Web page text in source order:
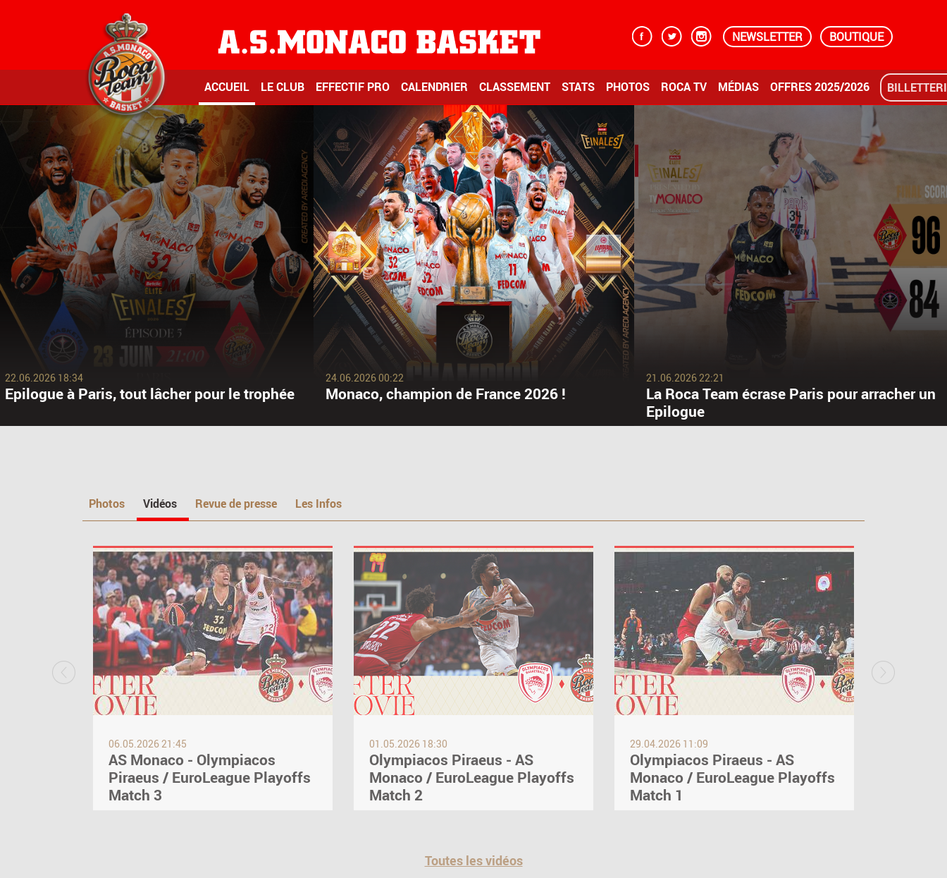
NEWSLETTER BOUTIQUE
ACCUEIL LE CLUB EFFECTIF PRO CALENDRIER CLASSEMENT STATS PHOTOS ROCA TV MÉDIAS OFFRES 2025/2026
24.06.2026 00:22
Monaco, champion de France 2026 !
22.06.2026 18:34
Epilogue à Paris, tout lâcher pour le trophée
21.06.2026 22:21
La Roca Team écrase Paris pour arracher un
Epilogue
Photos Vidéos Revue de presse Les Infos
06.05.2026 21:45
AS Monaco - Olympiacos
Piraeus / EuroLeague Playoffs
Match 3
01.05.2026 18:30
Olympiacos Piraeus - AS
Monaco / EuroLeague Playoffs
Match 2
29.04.2026 11:09
Olympiacos Piraeus - AS
Monaco / EuroLeague Playoffs
Match 1
Toutes les vidéos